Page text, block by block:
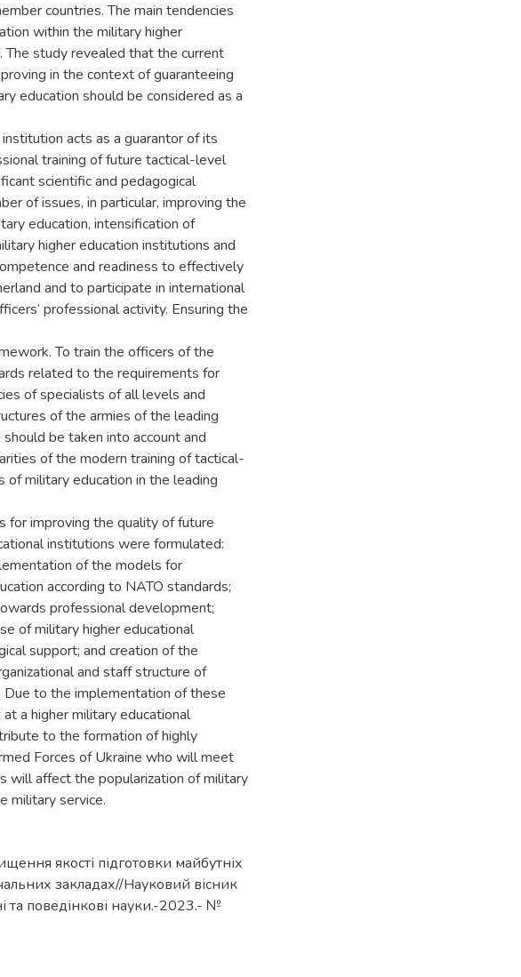
countries. The main tendencies
within the military higher
study revealed that the current
in the context of guaranteeing
education should be considered as a
acts as a guarantor of its
training of future tactical-level
scientific and pedagogical
of issues, in particular, improving the
education, intensification of
higher education institutions and
and readiness to effectively
and to participate in international
professional activity. Ensuring the
To train the officers of the
related to the requirements for
of specialists of all levels and
of the armies of the leading
be taken into account and
of the modern training of tactical-
military education in the leading
for improving the quality of future
institutions were formulated:
of the models for
according to NATO standards;
professional development;
of military higher educational
support; and creation of the
and staff structure of
to the implementation of these
a higher military educational
to the formation of highly
Forces of Ukraine who will meet
will affect the popularization of military
military service.
якості підготовки майбутніх
закладах//Науковий вісник
та поведінкові науки.-2023.- №